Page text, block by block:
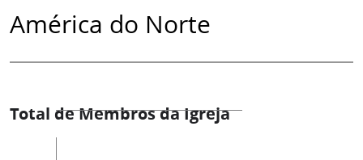
América do Norte
Total de Membros da Igreja